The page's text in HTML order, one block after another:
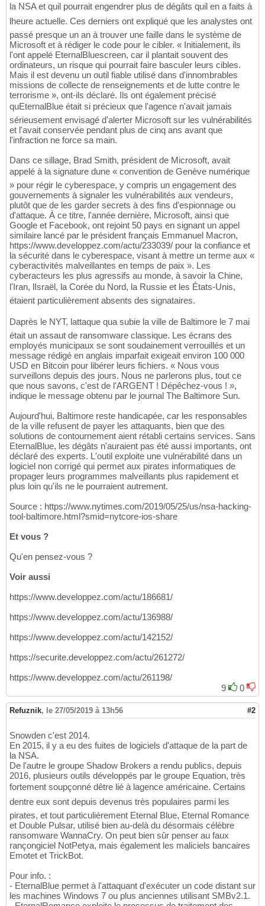
la NSA et quil pourrait engendrer plus de dégâts quil en a faits à
lheure actuelle. Ces derniers ont expliqué que les analystes ont
passé presque un an à trouver une faille dans le système de
Microsoft et à rédiger le code pour le cibler. « Initialement, ils
l'ont appelé EternalBluescreen, car il plantait souvent des
ordinateurs, un risque qui pourrait faire basculer leurs cibles.
Mais il est devenu un outil fiable utilisé dans d'innombrables
missions de collecte de renseignements et de lutte contre le
terrorisme », ont-ils déclaré. Ils ont également précisé
quEternalBlue était si précieux que l'agence n'avait jamais
sérieusement envisagé d'alerter Microsoft sur les vulnérabilités
et l'avait conservée pendant plus de cinq ans avant que
l'infraction ne force sa main.
Dans ce sillage, Brad Smith, président de Microsoft, avait
appelé à la signature dune « convention de Genève numérique
» pour régir le cyberespace, y compris un engagement des
gouvernements à signaler les vulnérabilités aux vendeurs,
plutôt que de les garder secrets à des fins d'espionnage ou
d'attaque. À ce titre, l'année dernière, Microsoft, ainsi que
Google et Facebook, ont rejoint 50 pays en signant un appel
similaire lancé par le président français Emmanuel Macron,
https://www.developpez.com/actu/233039/ pour la confiance et
la sécurité dans le cyberespace, visant à mettre un terme aux «
cyberactivités malveillantes en temps de paix ». Les
cyberacteurs les plus agressifs au monde, à savoir la Chine,
l'Iran, lIsraël, la Corée du Nord, la Russie et les États-Unis,
étaient particulièrement absents des signataires.
Daprès le NYT, lattaque qua subie la ville de Baltimore le 7 mai
était un assaut de ransomware classique. Les écrans des
employés municipaux se sont soudainement verrouillés et un
message rédigé en anglais imparfait exigeait environ 100 000
USD en Bitcoin pour libérer leurs fichiers. « Nous vous
surveillons depuis des jours. Nous ne parlerons plus, tout ce
que nous savons, c'est de l'ARGENT ! Dépêchez-vous ! »,
indique le message obtenu par le journal The Baltimore Sun.
Aujourd'hui, Baltimore reste handicapée, car les responsables
de la ville refusent de payer les attaquants, bien que des
solutions de contournement aient rétabli certains services. Sans
EternalBlue, les dégâts n'auraient pas été aussi importants, ont
déclaré des experts. L'outil exploite une vulnérabilité dans un
logiciel non corrigé qui permet aux pirates informatiques de
propager leurs programmes malveillants plus rapidement et
plus loin qu'ils ne le pourraient autrement.
Source : https://www.nytimes.com/2019/05/25/us/nsa-hacking-
tool-baltimore.html?smid=nytcore-ios-share
Et vous ?
Qu'en pensez-vous ?
Voir aussi
https://www.developpez.com/actu/186681/
https://www.developpez.com/actu/136988/
https://www.developpez.com/actu/142152/
https://securite.developpez.com/actu/261272/
https://www.developpez.com/actu/261198/
9
0
Refuznik, le 27/05/2019 à 13h56 #2
Snowden c'est 2014.
En 2015, il y a eu des fuites de logiciels d'attaque de la part de
la NSA.
De l'autre le groupe Shadow Brokers a rendu publics, depuis
2016, plusieurs outils développés par le groupe Equation, très
fortement soupçonné dêtre lié à lagence américaine. Certains
dentre eux sont depuis devenus très populaires parmi les
pirates, et tout particulièrement Eternal Blue, Eternal Romance
et Double Pulsar, utilisé bien au-delà du désormais célèbre
ransomware WannaCry. On peut bien sûr penser au faux
rançongiciel NotPetya, mais également les maliciels bancaires
Emotet et TrickBot.
Pour info. :
- EternalBlue permet à l'attaquant d'exécuter un code distant sur
les machines Windows 7 ou plus anciennes utilisant SMBv2.1.